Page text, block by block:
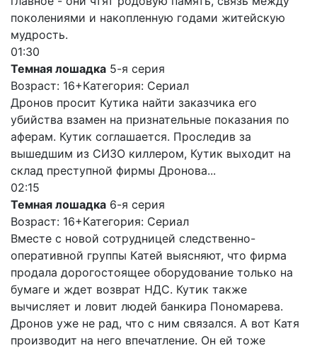
поколениями и накопленную годами житейскую
мудрость.
01:30
Темная лошадка 5-я серия
Возраст: 16+Категория: Сериал
Дронов просит Кутика найти заказчика его
убийства взамен на признательные показания по
аферам. Кутик соглашается. Проследив за
вышедшим из СИЗО киллером, Кутик выходит на
склад преступной фирмы Дронова...
02:15
Темная лошадка 6-я серия
Возраст: 16+Категория: Сериал
Вместе с новой сотрудницей следственно-
оперативной группы Катей выясняют, что фирма
продала дорогостоящее оборудование только на
бумаге и ждет возврат НДС. Кутик также
вычисляет и ловит людей банкира Пономарева.
Дронов уже не рад, что с ним связался. А вот Катя
производит на него впечатление. Он ей тоже